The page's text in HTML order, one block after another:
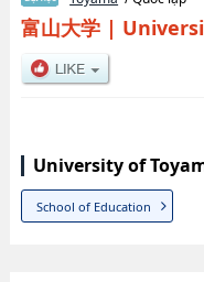
富山大学|
University of
School of Education